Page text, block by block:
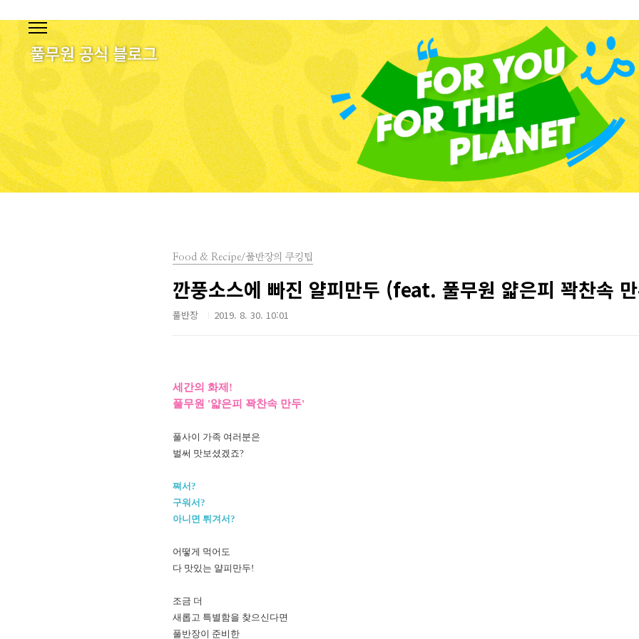
Food & Recipe/풀반장의 쿠킹팁
깐풍소스에 빠진 얄피만두 (feat. 풀무원 얇은피 꽉찬속
풀반장 2019. 8. 30. 10:01
세간의 화제!
풀무원 '얇은피 꽉찬속 만두'
풀사이 가족 여러분은
벌써 맛보셨겠죠?
쪄서?
구워서?
아니면 튀겨서?
어떻게 먹어도
다 맛있는 얄피만두!
조금 더
새롭고 특별함을 찾으신다면
풀반장이 준비한